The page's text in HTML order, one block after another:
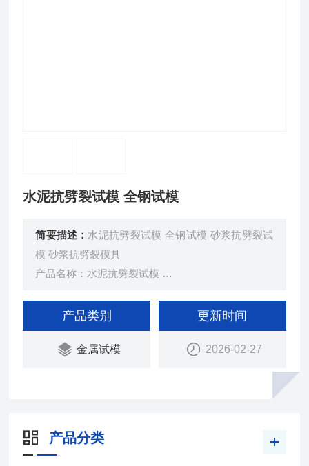
水泥抗劈裂试模 全钢试模
简要描述： 水泥抗劈裂试模 全钢试模 砂浆抗劈裂试
模 砂浆抗劈裂模具
产品名称：水泥抗劈裂试模
产品类别
金属试模
更新时间
2026-02-27
产品分类